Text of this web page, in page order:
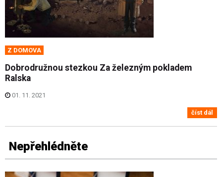
Z DOMOVA
Dobrodružnou stezkou Za železným pokladem
Ralska
01. 11. 2021
číst dál
Nepřehlédněte